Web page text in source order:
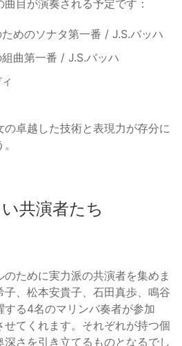
目が演奏される予定です：
めのソナタ第一番 / J.S.バッハ
曲第一番 / J.S.バッハ
卓越した技術と表現力が存分に
共演者たち
ために実力派の共演者を集めま
子、松本安貴子、石田真歩、鳴谷
る4名のマリンバ奏者が参加
せてくれます。それぞれが持つ個
さを引き立てるものとなるでし